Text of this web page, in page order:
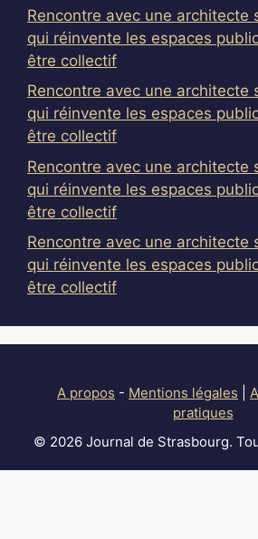
Rencontre avec une architecte
qui réinvente les espaces
être collectif
Rencontre avec une architecte
qui réinvente les espaces
être collectif
Rencontre avec une architecte
qui réinvente les espaces
être collectif
Rencontre avec une architecte
qui réinvente les espaces
être collectif
A propos - Mentions légales
pratiques
© 2026 Journal de Strasbourg.